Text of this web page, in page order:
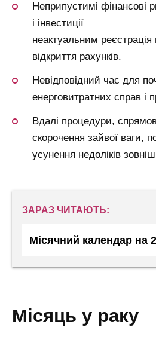
Неприпустимі фінансові
і інвестиції
неактуальним реєстрація
відкриття рахунків.
Невідповідний час для
енерговитратних справ і
Вдалі процедури,
скорочення зайвої ваги,
усунення недоліків
ЗАРАЗ ЧИТАЮТЬ:
Місячний календар на
місяць у раку